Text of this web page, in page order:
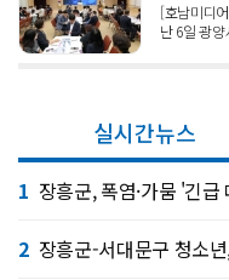
[호남미디
난 6일 광
실시간뉴스
1 장흥군, 폭염·가뭄 '긴
2 장흥군-서대문구 청소